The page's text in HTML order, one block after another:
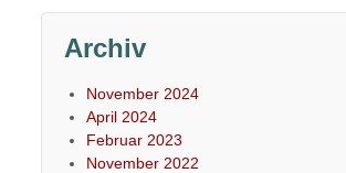
Archiv
November 2024
April 2024
Februar 2023
November 2022